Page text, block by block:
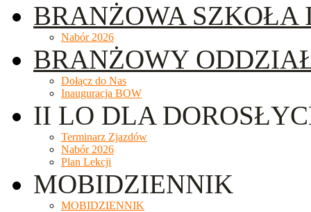
BRANŻOWA SZKOŁA
Nabór 2026
BRANŻOWY
Dołącz do Nas
Inauguracja BOW
II LO DLA
Terminarz Zjazdów
Nabór 2026
Plan Lekcji
MOBIDZIENNIK
MOBIDZIENNIK